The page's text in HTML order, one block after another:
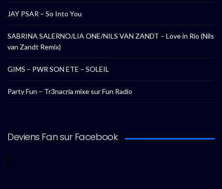
JAY PSAR – So Into You
SABRINA SALERNO/LIA ONE/NILS VAN ZANDT – Love in Rio (Nils
van Zandt Remix)
GIMS – PWR SON ETE – SOLEIL
Party Fun – Tr3nacria mixe sur Fun Radio
Deviens Fan sur Facebook